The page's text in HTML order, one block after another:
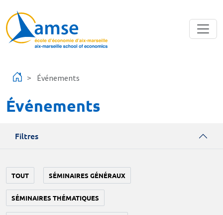
Événements
Événements
Filtres
TOUT SÉMINAIRES GÉNÉRAUX
SÉMINAIRES THÉMATIQUES